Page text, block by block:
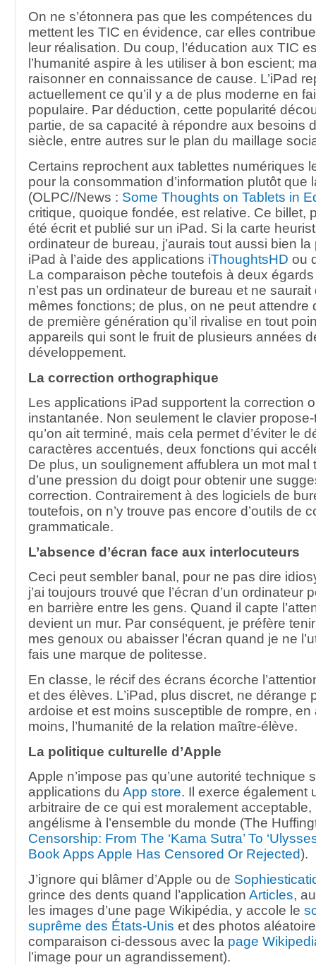
On ne s’étonnera pas que les compétences
mettent les TIC en évidence, car elles
leur réalisation. Du coup, l’éducation aux TIC
l’humanité aspire à les utiliser à bon escient;
raisonner en connaissance de cause. L’iPad
actuellement ce qu’il y a de plus moderne en
populaire. Par déduction, cette popularité
partie, de sa capacité à répondre aux besoins
siècle, entre autres sur le plan du maillage
Certains reprochent aux tablettes numériques
pour la consommation d’information plutôt que
(OLPC//News : Some Thoughts on Tablets in
critique, quoique fondée, est relative. Ce billet,
été écrit et publié sur un iPad. Si la carte
ordinateur de bureau, j’aurais tout aussi bien
iPad à l’aide des applications iThoughtsHD ou
La comparaison pèche toutefois à deux
n’est pas un ordinateur de bureau et ne
mêmes fonctions; de plus, on ne peut attendre
de première génération qu’il rivalise en tout
appareils qui sont le fruit de plusieurs années
développement.
La correction orthographique
Les applications iPad supportent la correction
instantanée. Non seulement le clavier
qu’on ait terminé, mais cela permet d’éviter le
caractères accentués, deux fonctions qui
De plus, un soulignement affublera un mot mal
d’une pression du doigt pour obtenir une
correction. Contrairement à des logiciels de
toutefois, on n’y trouve pas encore d’outils de
grammaticale.
L’absence d’écran face aux interlocuteurs
Ceci peut sembler banal, pour ne pas dire
j’ai toujours trouvé que l’écran d’un ordinateur
en barrière entre les gens. Quand il capte
devient un mur. Par conséquent, je préfère
mes genoux ou abaisser l’écran quand je ne
fais une marque de politesse.
En classe, le récif des écrans écorche
et des élèves. L’iPad, plus discret, ne dérange
ardoise et est moins susceptible de rompre,
moins, l’humanité de la relation maître-élève.
La politique culturelle d’Apple
Apple n’impose pas qu’une autorité technique
applications du App store. Il exerce également
arbitraire de ce qui est moralement
angélisme à l’ensemble du monde (The
Censorship: From The ‘Kama Sutra’ To
Book Apps Apple Has Censored Or Rejected).
J’ignore qui blâmer d’Apple ou de
grince des dents quand l’application Articles,
les images d’une page Wikipédia, y accole le
suprême des États-Unis et des photos
comparaison ci-dessous avec la page
l’image pour un agrandissement).